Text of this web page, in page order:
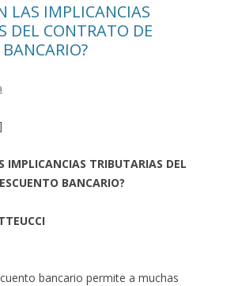
LAS IMPLICANCIAS
DEL CONTRATO DE
IMPLICANCIAS TRIBUTARIAS DEL
BANCARIO?
bancario permite a muchas